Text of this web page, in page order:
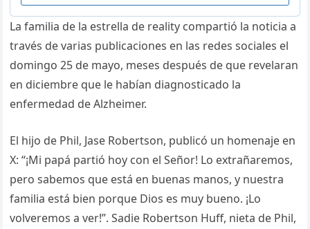
La familia de la estrella de reality compartió la noticia a
través de varias publicaciones en las redes sociales el
domingo 25 de mayo, meses después de que revelaran
en diciembre que le habían diagnosticado la
enfermedad de Alzheimer.
El hijo de Phil, Jase Robertson, publicó un homenaje en
X: “¡Mi papá partió hoy con el Señor! Lo extrañaremos,
pero sabemos que está en buenas manos, y nuestra
familia está bien porque Dios es muy bueno. ¡Lo
volveremos a ver!”. Sadie Robertson Huff, nieta de Phil,